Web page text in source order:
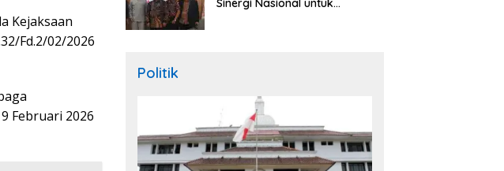
Kejaksaan
Fd.2/02/2026
Februari 2026
Sinergi Nasional untuk
Politik